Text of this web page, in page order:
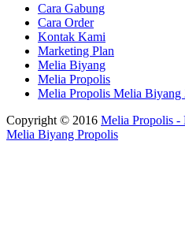
Cara Gabung
Cara Order
Kontak Kami
Marketing Plan
Melia Biyang
Melia Propolis
Melia Propolis Melia Biyang
Copyright © 2016 Melia Propolis -
Melia Biyang Propolis